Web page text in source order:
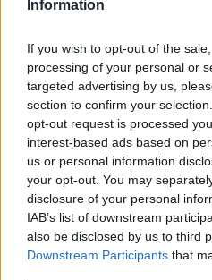
Information
If you wish to opt-out of the
processing of your personal or
targeted advertising by us,
section to confirm your
opt-out request is processed
interest-based ads based on
us or personal information
your opt-out. You may
disclosure of your personal
IAB’s list of downstream
also be disclosed by us to third
Downstream Participants that
Video/ Trump ndalon
vogëlushin në skenë para
se të rrëzohet dhe
thumbon Biden: Nuk dua
të bëhet si ai